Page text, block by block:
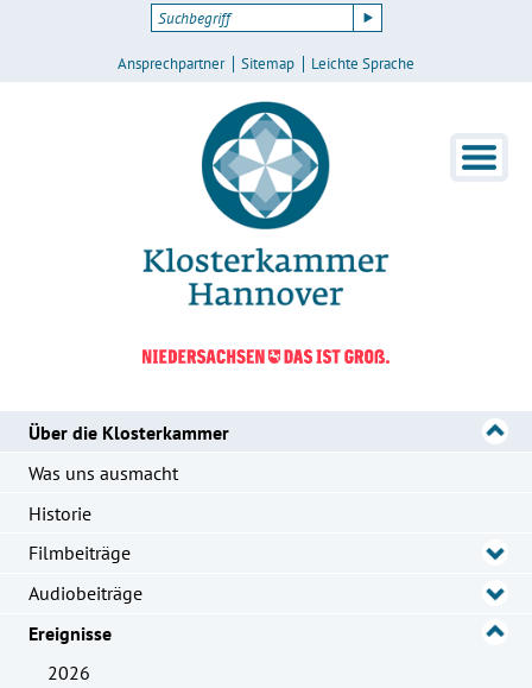
Ansprechpartner Sitemap Leichte Sprache
Über die Klosterkammer
Was uns ausmacht
Historie
Filmbeiträge
Audiobeiträge
Ereignisse
2026